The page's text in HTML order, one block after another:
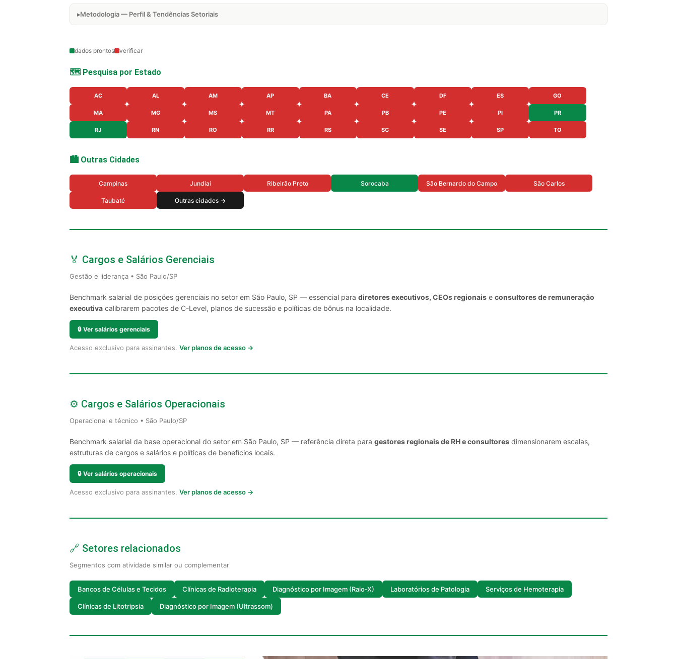
Metodologia — Perfil & Tendências Setoriais
dados prontos verificar
🗺️ Pesquisa por Estado
AC AL AM AP BA CE DF ES GO
MA MG MS MT PA PB PE PI PR
RJ RN RO RR RS SC SE SP TO
🏙️ Outras Cidades
Campinas Jundiaí Ribeirão Preto Sorocaba São Bernardo do Campo São Carlos
Taubaté Outras cidades →
🏅 Cargos e Salários Gerenciais
Gestão e liderança • São Paulo/SP
Benchmark salarial de posições gerenciais no setor em São Paulo, SP — essencial para diretores executivos, CEOs regionais e consultores de remuneração
executiva calibrarem pacotes de C-Level, planos de sucessão e políticas de bônus na localidade.
🔒 Ver salários gerenciais
Acesso exclusivo para assinantes. Ver planos de acesso →
⚙️ Cargos e Salários Operacionais
Operacional e técnico • São Paulo/SP
Benchmark salarial da base operacional do setor em São Paulo, SP — referência direta para gestores regionais de RH e consultores dimensionarem escalas,
estruturas de cargos e salários e políticas de benefícios locais.
🔒 Ver salários operacionais
Acesso exclusivo para assinantes. Ver planos de acesso →
🔗 Setores relacionados
Segmentos com atividade similar ou complementar
Bancos de Células e Tecidos Clínicas de Radioterapia Diagnóstico por Imagem (Raio-X) Laboratórios de Patologia Serviços de Hemoterapia
Clínicas de Litotripsia Diagnóstico por Imagem (Ultrassom)